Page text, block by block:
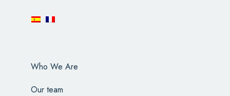
Who We Are
Our team